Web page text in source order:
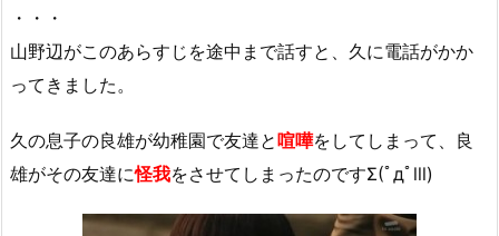
・・・
山野辺がこのあらすじを途中まで話すと、久に電話がかか
ってきました。
久の息子の良雄が幼稚園で友達と喧嘩をしてしまって、良
雄がその友達に怪我をさせてしまったのですΣ(ﾟдﾟlll)